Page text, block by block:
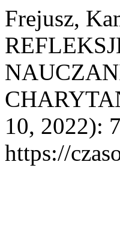
Frejusz,
10, 2022):
https://